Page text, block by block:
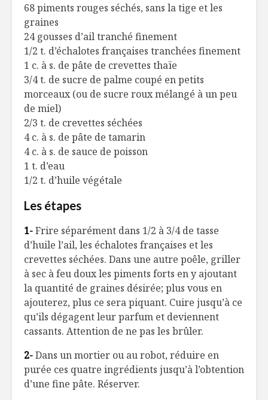
68 piments rouges séchés, sans la tige et les
graines
24 gousses d’ail tranché finement
1/2 t. d’échalotes françaises tranchées finement
1 c. à s. de pâte de crevettes thaïe
3/4 t. de sucre de palme coupé en petits
morceaux (ou de sucre roux mélangé à un peu
de miel)
2/3 t. de crevettes séchées
4 c. à s. de pâte de tamarin
4 c. à s. de sauce de poisson
1 t. d’eau
1/2 t. d’huile végétale
Les étapes
1-Frire séparément dans 1/2 à 3/4 de tasse
d’huile l’ail, les échalotes françaises et les
crevettes séchées. Dans une autre poêle, griller
à sec à feu doux les piments forts en y ajoutant
la quantité de graines désirée; plus vous en
ajouterez, plus ce sera piquant. Cuire jusqu’à ce
qu’ils dégagent leur parfum et deviennent
cassants. Attention de ne pas les brûler.
2-Dans un mortier ou au robot, réduire en
purée ces quatre ingrédients jusqu’à l’obtention
d’une fine pâte. Réserver.